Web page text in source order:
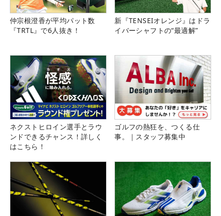
仲宗根澄香が平均パット数
『TRTL』で6人抜き！
新『TENSEIオレンジ』はドラ
イバーシャフトの“最適解”
ネクストヒロイン選手とラウ
ンドできるチャンス！詳しく
はこちら！
ゴルフの熱狂を、つくる仕
事。｜スタッフ募集中